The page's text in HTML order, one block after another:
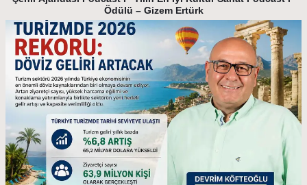
Ödülü – Gizem Ertürk